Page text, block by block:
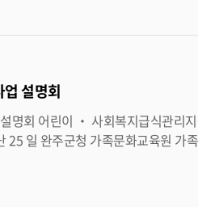
통
를 놓치지 않도록 지역사회 함께 지속적인 지원
록 다양한 아동복지 사업을 펼쳐 나가겠다 ” 고 밝혔
아동들에게 큰 힘이 되고 있다 ” 며 “ 소중한 후원금을 지원
등 다양한 복지사업을 활발히 추진하며 아동복지 증진을 선
설명회
완주군 어린이 · 사
리에